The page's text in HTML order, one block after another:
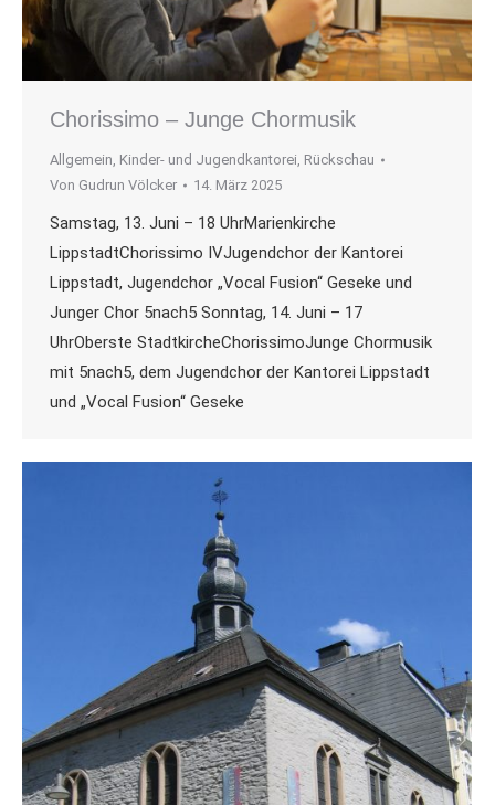
Chorissimo – Junge Chormusik
Allgemein, Kinder- und Jugendkantorei, Rückschau
Von Gudrun Völcker 14. März 2025
Samstag, 13. Juni – 18 UhrMarienkirche
LippstadtChorissimo IVJugendchor der Kantorei
Lippstadt, Jugendchor „Vocal Fusion“ Geseke und
Junger Chor 5nach5 Sonntag, 14. Juni – 17
UhrOberste StadtkircheChorissimoJunge Chormusik
mit 5nach5, dem Jugendchor der Kantorei Lippstadt
und „Vocal Fusion“ Geseke